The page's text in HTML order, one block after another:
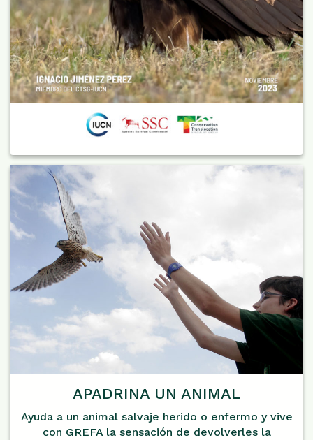
APADRINA UN ANIMAL
Ayuda a un animal salvaje herido o enfermo y vive
con GREFA la sensación de devolverles la